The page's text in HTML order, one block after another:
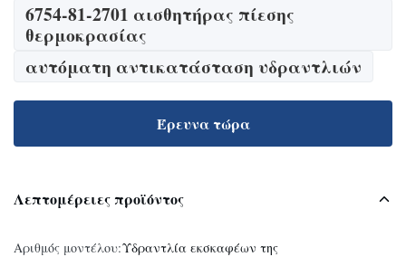
6754-81-2701 αισθητήρας πίεσης
θερμοκρασίας
αυτόματη αντικατάσταση υδραντλιών
Έρευνα τώρα
Λεπτομέρειες προϊόντος
Αριθμός μοντέλου:Υδραντλία εκσκαφέων της